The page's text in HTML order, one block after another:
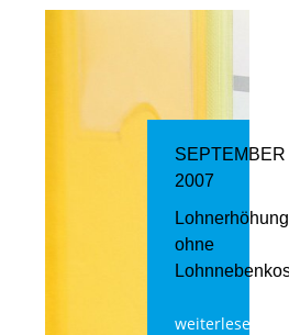
SEPTEMBER
2007
Lohnerhöhung
ohne
weiterlesen